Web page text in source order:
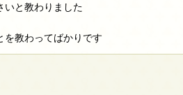
いと教わりました
を教わってばかりです